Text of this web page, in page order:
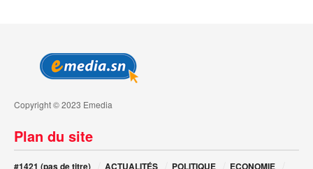
Copyright © 2023 Emedia
Plan du site
#1421 (pas de titre) ACTUALITÉS POLITIQUE ECONOMIE